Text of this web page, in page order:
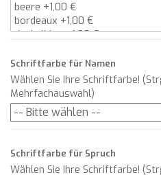
Schriftfarbe für Namen
Wählen Sie Ihre Schriftfarbe!
Mehrfachauswahl)
Schriftfarbe für Spruch
Wählen Sie Ihre Schriftfarbe!